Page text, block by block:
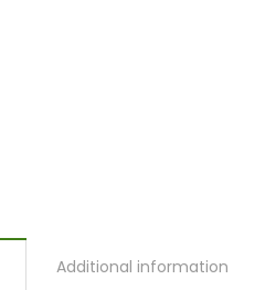
Additional information